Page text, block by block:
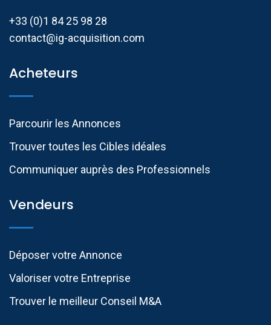
+33 (0)1 84 25 98 28
contact@ig-acquisition.com
Acheteurs
Parcourir les Annonces
Trouver toutes les Cibles idéales
Communiquer auprès des Professionnels​
Vendeurs
Déposer votre Annonce
Valoriser votre Entreprise
Trouver le meilleur Conseil M&A